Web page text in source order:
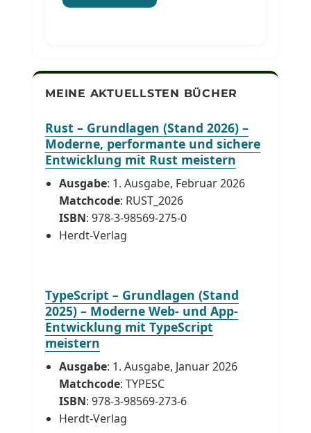
MEINE AKTUELLSTEN BÜCHER
Rust – Grundlagen (Stand 2026) –
Moderne, performante und sichere
Entwicklung mit Rust meistern
Ausgabe: 1. Ausgabe, Februar 2026
Matchcode: RUST_2026
ISBN: 978-3-98569-275-0
Herdt-Verlag
TypeScript – Grundlagen (Stand
2025) – Moderne Web- und App-
Entwicklung mit TypeScript
meistern
Ausgabe: 1. Ausgabe, Januar 2026
Matchcode: TYPESC
ISBN: 978-3-98569-273-6
Herdt-Verlag